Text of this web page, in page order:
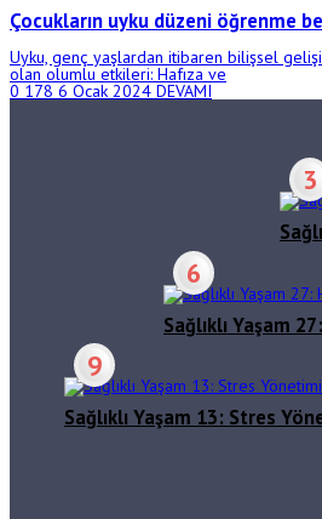
Çocukların uyku düzeni öğrenme
Uyku, genç yaşlardan itibaren bilişsel
olan olumlu etkileri: Hafıza ve
0 178 6 Ocak 2024 DEVAMI
3
6
Sağlıklı Yaşam
9
Sağlıklı Yaşam 13: Stres